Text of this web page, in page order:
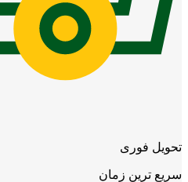
تحویل فوری
سریع ترین زمان